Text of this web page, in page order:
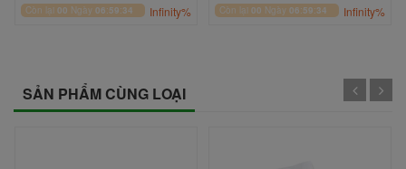
Còn lại 00 Ngày 06:59:34 Infinity% Còn lại 00 Ngày 06:59:34 Infinity%
SẢN PHẨM CÙNG LOẠI